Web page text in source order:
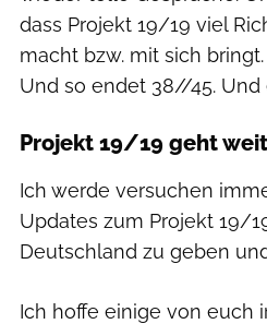
dass Projekt 19/19 viel
macht bzw. mit sich
Und so endet 38//45.
Projekt 19/19 geht
Ich werde versuchen
Updates zum Projekt 19/
Deutschland zu geben
Ich hoffe einige von euch